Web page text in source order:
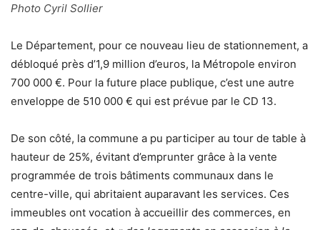
Photo Cyril Sollier
Le Département, pour ce nouveau lieu de stationnement, a
débloqué près d’1,9 million d’euros, la Métropole environ
700 000 €. Pour la future place publique, c’est une autre
enveloppe de 510 000 € qui est prévue par le CD 13.
De son côté, la commune a pu participer au tour de table à
hauteur de 25%, évitant d’emprunter grâce à la vente
programmée de trois bâtiments communaux dans le
centre-ville, qui abritaient auparavant les services. Ces
immeubles ont vocation à accueillir des commerces, en